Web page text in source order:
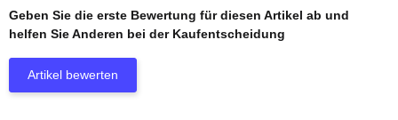
Geben Sie die erste Bewertung für diesen Artikel ab und
helfen Sie Anderen bei der Kaufentscheidung
Artikel bewerten